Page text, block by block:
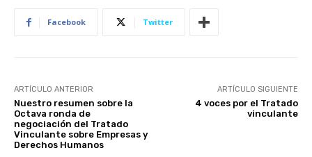
Facebook Twitter
ARTÍCULO ANTERIOR
Nuestro resumen sobre la
Octava ronda de
negociación del Tratado
Vinculante sobre Empresas y
Derechos Humanos
ARTÍCULO SIGUIENTE
4 voces por el Tratado
vinculante